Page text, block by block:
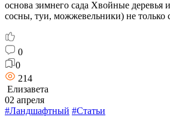
основа зимнего сада Хвойные деревья
сосны, туи, можжевельники) не
0
0
214
Елизавета
02 апреля
#Ландшафтный #Статьи